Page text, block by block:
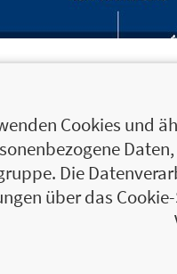
Cookies und
Die
über das